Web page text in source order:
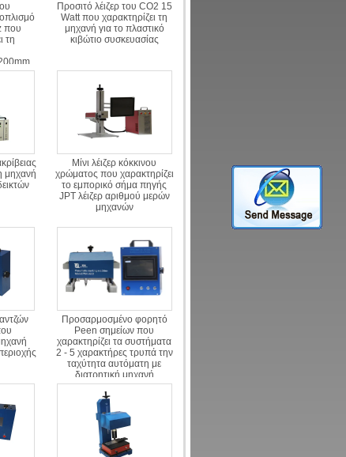
που
τη
Προσιτό λέιζερ του CO2 15
Watt που χαρακτηρίζει τη
μηχανή για το πλαστικό
κιβώτιο συσκευασίας
μηχανή
Μίνι λέιζερ κόκκινου
χρώματος που χαρακτηρίζει
το εμπορικό σήμα πηγής
JPT λέιζερ αριθμού μερών
μηχανών
Προσαρμοσμένο φορητό
Peen σημείων που
χαρακτηρίζει τα συστήματα
2 - 5 χαρακτήρες τρυπά την
ταχύτητα αυτόματη με
διατρητική μηχανή